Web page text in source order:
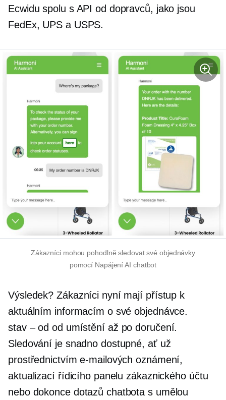
Ecwidu spolu s API od dopravců, jako jsou
FedEx, UPS a USPS.
Zákazníci mohou pohodlně sledovat své objednávky
pomocí Napájení AI chatbot
Výsledek? Zákazníci nyní mají přístup k
aktuálním informacím o své objednávce.
stav – od od umístění až po doručení.
Sledování je snadno dostupné, ať už
prostřednictvím e-mailových oznámení,
aktualizací řídicího panelu zákaznického účtu
nebo dokonce dotazů chatbota s umělou